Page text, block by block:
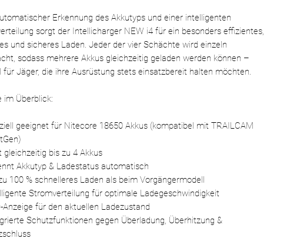
Erkennung des Akkutyps und einer intelligenten
sorgt der Intellicharger NEW i4 für ein besonders effizientes,
und sicheres Laden. Jeder der vier Schächte wird einzeln
sodass mehrere Akkus gleichzeitig geladen werden können –
für Jäger, die ihre Ausrüstung stets einsatzbereit halten möchten.
im Überblick:
geeignet für Nitecore 18650 Akkus (kompatibel mit TRAILCAM
gleichzeitig bis zu 4 Akkus
Akkutyp & Ladestatus automatisch
100 % schnelleres Laden als beim Vorgängermodell
Stromverteilung für optimale Ladegeschwindigkeit
Anzeige für den aktuellen Ladezustand
Schutzfunktionen gegen Überladung, Überhitzung &